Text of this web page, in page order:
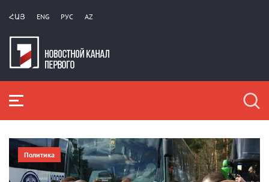
ՀԱՅ ENG РУС AZ
Политика